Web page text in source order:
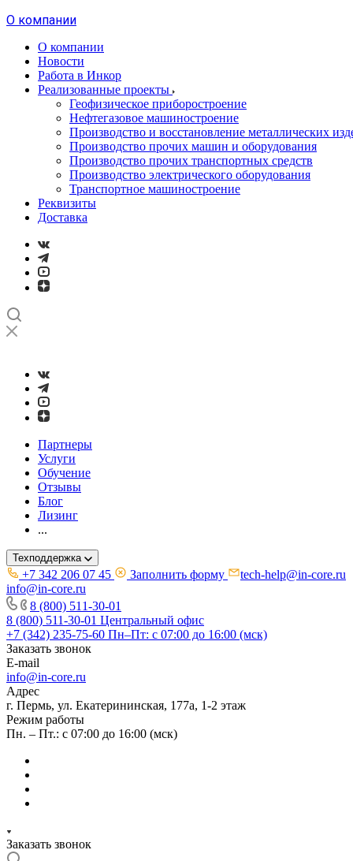
О компании
О компании
Новости
Работа в Инкор
Реализованные проекты
Геофизическое приборостроение
Нефтегазовое машиностроение
Производство и восстановление металлических
Производство прочих машин и оборудования
Производство прочих транспортных средств
Производство электрического оборудования
Транспортное машиностроение
Реквизиты
Доставка
Партнеры
Услуги
Обучение
Отзывы
Блог
Лизинг
...
Техподдержка
+7 342 206 07 45 Заполнить форму
tech-help@in-core.ru
info@in-core.ru
8 (800) 511-30-01
8 (800) 511-30-01 Центральный офис
+7 (342) 235-75-60 Пн–Пт: с 07:00 до 16:00 (мск)
Заказать звонок
E-mail
info@in-core.ru
Адрес
г. Пермь, ул. ​Екатерининская, 177а, ​1-2 этаж
Режим работы
Пн. – Пт.: с 07:00 до 16:00 (мск)
Заказать звонок